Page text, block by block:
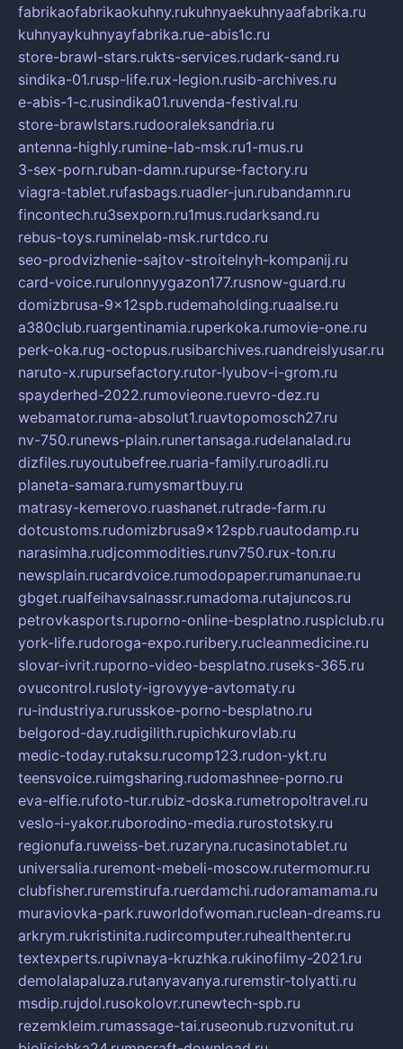
fabrikaofabrikaokuhny.rukuhnyaekuhnyaafabrika.ru
kuhnyaykuhnyayfabrika.rue-abis1c.ru
store-brawl-stars.rukts-services.rudark-sand.ru
sindika-01.rusp-life.rux-legion.rusib-archives.ru
e-abis-1-c.rusindika01.ruvenda-festival.ru
store-brawlstars.rudooraleksandria.ru
antenna-highly.rumine-lab-msk.ru1-mus.ru
3-sex-porn.ruban-damn.rupurse-factory.ru
viagra-tablet.rufasbags.ruadler-jun.rubandamn.ru
fincontech.ru3sexporn.ru1mus.rudarksand.ru
rebus-toys.ruminelab-msk.rurtdco.ru
seo-prodvizhenie-sajtov-stroitelnyh-kompanij.ru
card-voice.rurulonnyygazon177.rusnow-guard.ru
domizbrusa-9x12spb.rudemaholding.ruaalse.ru
a380club.ruargentinamia.ruperkoka.rumovie-one.ru
perk-oka.rug-octopus.rusibarchives.ruandreislyusar.ru
naruto-x.rupursefactory.rutor-lyubov-i-grom.ru
spayderhed-2022.rumovieone.ruevro-dez.ru
webamator.ruma-absolut1.ruavtopomosch27.ru
nv-750.runews-plain.runertansaga.rudelanalad.ru
dizfiles.ruyoutubefree.ruaria-family.ruroadli.ru
planeta-samara.rumysmartbuy.ru
matrasy-kemerovo.ruashanet.rutrade-farm.ru
dotcustoms.rudomizbrusa9x12spb.ruautodamp.ru
narasimha.rudjcommodities.runv750.rux-ton.ru
newsplain.rucardvoice.rumodopaper.rumanunae.ru
gbget.rualfeihavsalnassr.rumadoma.rutajuncos.ru
petrovkasports.ruporno-online-besplatno.rusplclub.ru
york-life.rudoroga-expo.ruribery.rucleanmedicine.ru
slovar-ivrit.ruporno-video-besplatno.ruseks-365.ru
ovucontrol.rusloty-igrovyye-avtomaty.ru
ru-industriya.rurusskoe-porno-besplatno.ru
belgorod-day.rudigilith.rupichkurovlab.ru
medic-today.rutaksu.rucomp123.rudon-ykt.ru
teensvoice.ruimgsharing.rudomashnee-porno.ru
eva-elfie.rufoto-tur.rubiz-doska.rumetropoltravel.ru
veslo-i-yakor.ruborodino-media.rurostotsky.ru
regionufa.ruweiss-bet.ruzaryna.rucasinotablet.ru
universalia.ruremont-mebeli-moscow.rutermomur.ru
clubfisher.ruremstirufa.ruerdamchi.rudoramamama.ru
muraviovka-park.ruworldofwoman.ruclean-dreams.ru
arkrym.rukristinita.rudircomputer.ruhealthenter.ru
textexperts.rupivnaya-kruzhka.rukinofilmy-2021.ru
demolalapaluza.rutanyavanya.ruremstir-tolyatti.ru
msdip.rujdol.rusokolovr.runewtech-spb.ru
rezemkleim.rumassage-tai.ruseonub.ruzvonitut.ru